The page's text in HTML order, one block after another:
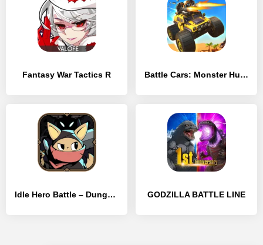
Fantasy War Tactics R Battle Cars: Monster Hunter
Idle Hero Battle – Dungeon Master GODZILLA BATTLE LINE